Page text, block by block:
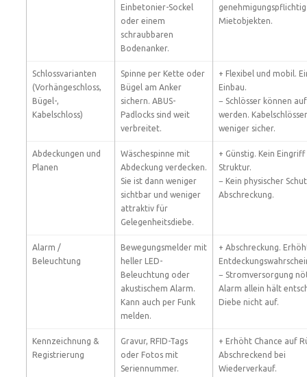
Einbetonier-Sockel
oder einem
schraubbaren
Bodenanker.
Mietobjekten.
Schlossvarianten
(Vorhängeschloss,
Bügel-,
Kabelschloss)
Spinne per Kette oder
Bügel am Anker
sichern. ABUS-
Padlocks sind weit
verbreitet.
+ Flexibel und mobil.
Einbau.
− Schlösser können
werden.
weniger sicher.
Abdeckungen und
Planen
Wäschespinne mit
Abdeckung verdecken.
Sie ist dann weniger
sichtbar und weniger
attraktiv für
Gelegenheitsdiebe.
+ Günstig. Kein Eingriff
Struktur.
− Kein physischer
Abschreckung.
Alarm /
Beleuchtung
Bewegungsmelder mit
heller LED-
Beleuchtung oder
akustischem Alarm.
Kann auch per Funk
melden.
+ Abschreckung.
− Stromversorgung
Alarm allein hält
Diebe nicht auf.
Kennzeichnung &
Registrierung
Gravur, RFID-Tags
oder Fotos mit
Seriennummer.
+ Erhöht Chance auf
Abschreckend bei
Wiederverkauf.